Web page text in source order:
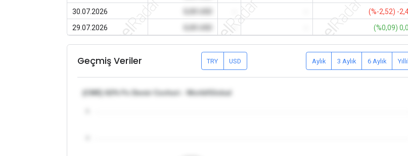
30.07.2026
(%-2,52) -
29.07.2026
(%0,09)
Geçmiş Veriler TRY USD Aylık 3 Aylık 6 Aylık
(CME) 62% Fe Demir Cevheri - World/Global